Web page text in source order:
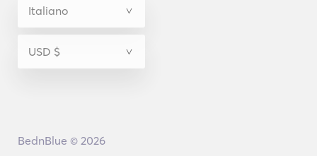
BednBlue © 2026